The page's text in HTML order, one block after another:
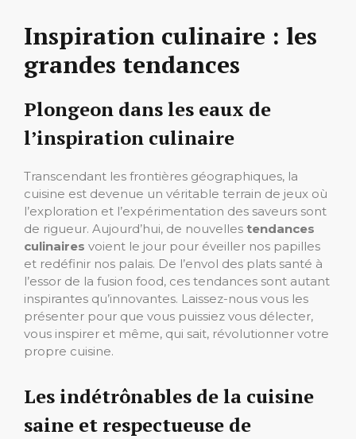
Inspiration culinaire : les
grandes tendances
Plongeon dans les eaux de
l’inspiration culinaire
Transcendant les frontières géographiques, la
cuisine est devenue un véritable terrain de jeux où
l’exploration et l’expérimentation des saveurs sont
de rigueur. Aujourd’hui, de nouvelles tendances
culinaires voient le jour pour éveiller nos papilles
et redéfinir nos palais. De l’envol des plats santé à
l’essor de la fusion food, ces tendances sont autant
inspirantes qu’innovantes. Laissez-nous vous les
présenter pour que vous puissiez vous délecter,
vous inspirer et même, qui sait, révolutionner votre
propre cuisine.
Les indétrônables de la cuisine
saine et respectueuse de